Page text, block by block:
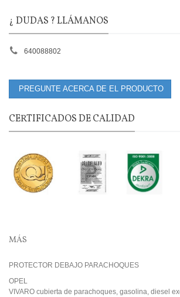
¿ DUDAS ? LLÁMANOS
640088802
PREGUNTE ACERCA DE EL PRODUCTO
CERTIFICADOS DE CALIDAD
MÁS
PROTECTOR DEBAJO PARACHOQUES
OPEL
VIVARO cubierta de parachoques, gasolina, diesel